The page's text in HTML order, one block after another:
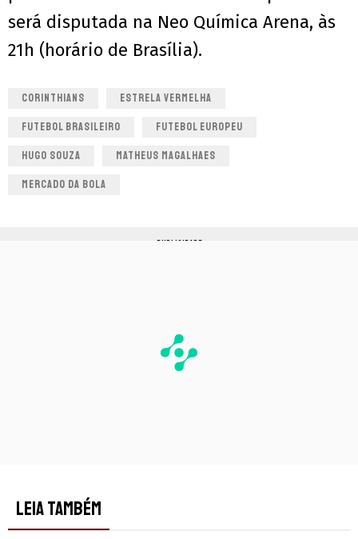
será disputada na Neo Química Arena, às
21h (horário de Brasília).
CORINTHIANS ESTRELA VERMELHA
FUTEBOL BRASILEIRO FUTEBOL EUROPEU
HUGO SOUZA MATHEUS MAGALHAES
MERCADO DA BOLA
PUBLICIDADE
LEIA TAMBÉM